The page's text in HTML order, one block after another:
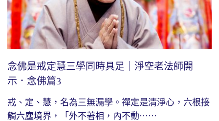
念佛是戒定慧三學同時具足｜淨空老法師開
示．念佛篇3
戒、定、慧，名為三無漏學。禪定是清淨心，六根接
觸六塵境界，「外不著相，內不動⋯⋯